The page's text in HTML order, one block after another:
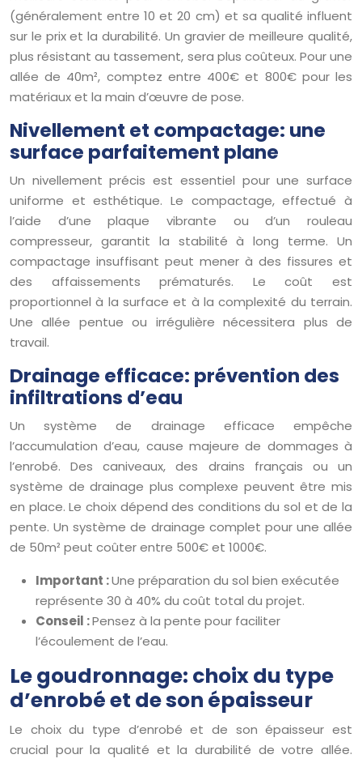
(généralement entre 10 et 20 cm) et sa qualité influent
sur le prix et la durabilité. Un gravier de meilleure qualité,
plus résistant au tassement, sera plus coûteux. Pour une
allée de 40m², comptez entre 400€ et 800€ pour les
matériaux et la main d’œuvre de pose.
Nivellement et compactage: une
surface parfaitement plane
Un nivellement précis est essentiel pour une surface
uniforme et esthétique. Le compactage, effectué à
l’aide d’une plaque vibrante ou d’un rouleau
compresseur, garantit la stabilité à long terme. Un
compactage insuffisant peut mener à des fissures et
des affaissements prématurés. Le coût est
proportionnel à la surface et à la complexité du terrain.
Une allée pentue ou irrégulière nécessitera plus de
travail.
Drainage efficace: prévention des
infiltrations d’eau
Un système de drainage efficace empêche
l’accumulation d’eau, cause majeure de dommages à
l’enrobé. Des caniveaux, des drains français ou un
système de drainage plus complexe peuvent être mis
en place. Le choix dépend des conditions du sol et de la
pente. Un système de drainage complet pour une allée
de 50m² peut coûter entre 500€ et 1000€.
Important :Une préparation du sol bien exécutée
représente 30 à 40% du coût total du projet.
Conseil :Pensez à la pente pour faciliter
l’écoulement de l’eau.
Le goudronnage: choix du type
d’enrobé et de son épaisseur
Le choix du type d’enrobé et de son épaisseur est
crucial pour la qualité et la durabilité de votre allée.